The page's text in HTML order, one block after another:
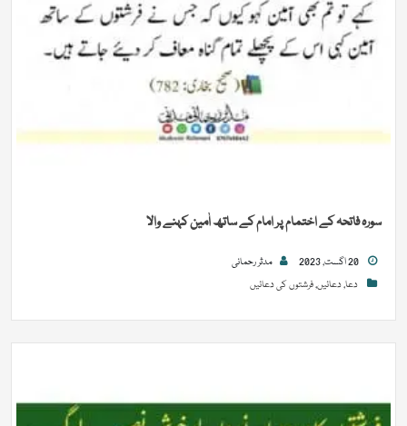
سورہ فاتحہ کے اختمام پر امام کے ساتھ اٰمین کہنے والا
مدثر رحمانی
دعا,دعائیں,فرشتوں کی دعائیں